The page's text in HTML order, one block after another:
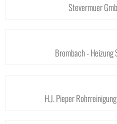
Stevermuer
Brombach - Heizung
H.J. Pieper